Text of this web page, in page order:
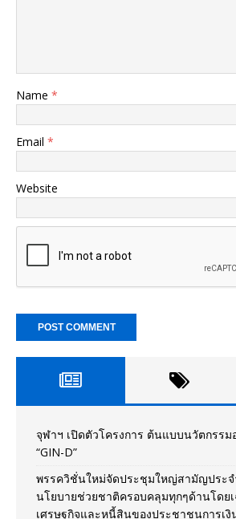
Name *
Email *
Website
จุฬาฯ เปิดตัวโครงการ ต้นแบบนวัตกรร
“GIN-D”
พรรควิชั่นใหม่จัดประชุมใหญ่สามัญประจ
นโยบายช่วยชาติครอบคลุมทุกๆด้านโดย
เศรษฐกิจและหนี้สินของประชาชนการเงิ